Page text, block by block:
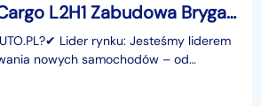
Opel Combo Cargo L2H1 Zabudowa Brygadowa Cargo L2H1 Zabudowa Brygadowa 1.5 102K
Lider rynku: Jesteśmy liderem
nowych samochodów – od
po segment premium.✔